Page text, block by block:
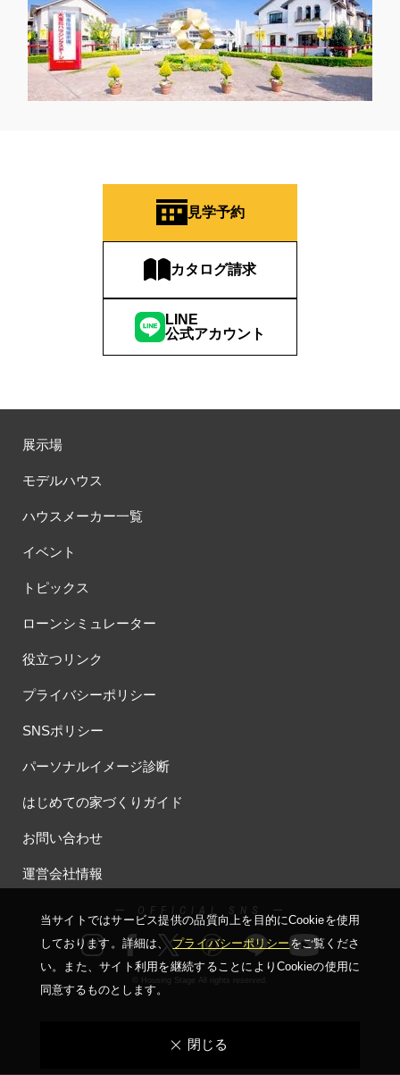
見学予約
カタログ請求
LINE
公式アカウント
展示場
モデルハウス
ハウスメーカー一覧
イベント
トピックス
ローンシミュレーター
役立つリンク
プライバシーポリシー
SNSポリシー
パーソナルイメージ診断
はじめての家づくりガイド
お問い合わせ
運営会社情報
ー OFFICIAL SNS ー
© Housing Stage All rights reserved.
当サイトではサービス提供の品質向上を⽬的にCookieを使⽤
しております。詳細は、プライバシーポリシーをご覧くださ
い。
また、サイト利⽤を継続することによりCookieの使⽤に
同意するものとします。
閉じる